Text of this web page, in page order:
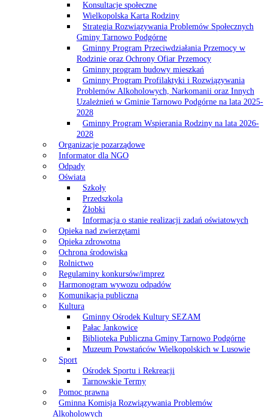
Konsultacje społeczne
Wielkopolska Karta Rodziny
Strategia Rozwiązywania Problemów Społecznych
Gminy Tarnowo Podgórne
Gminny Program Przeciwdziałania Przemocy w
Rodzinie oraz Ochrony Ofiar Przemocy
Gminny program budowy mieszkań
Gminny Program Profilaktyki i Rozwiązywania
Problemów Alkoholowych, Narkomanii oraz Innych
Uzależnień w Gminie Tarnowo Podgórne na lata 2025-
2028
Gminny Program Wspierania Rodziny na lata 2026-
2028
Organizacje pozarządowe
Informator dla NGO
Odpady
Oświata
Szkoły
Przedszkola
Żłobki
Informacja o stanie realizacji zadań oświatowych
Opieka nad zwierzętami
Opieka zdrowotna
Ochrona środowiska
Rolnictwo
Regulaminy konkursów/imprez
Harmonogram wywozu odpadów
Komunikacja publiczna
Kultura
Gminny Ośrodek Kultury SEZAM
Pałac Jankowice
Biblioteka Publiczna Gminy Tarnowo Podgórne
Muzeum Powstańców Wielkopolskich w Lusowie
Sport
Ośrodek Sportu i Rekreacji
Tarnowskie Termy
Pomoc prawna
Gminna Komisja Rozwiązywania Problemów
Alkoholowych